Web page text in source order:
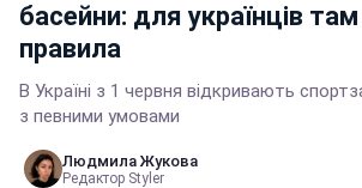
басейни: для українців
правила
В Україні з 1 червня відкривають
з певними умовами
Людмила Жукова
Редактор Styler